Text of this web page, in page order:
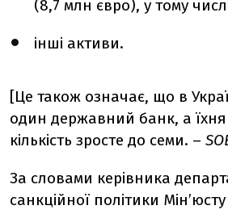
(8,7 млн євро), у тому
інші активи.
[Це також означає, що в
один державний банк, а їхня
кількість зросте до семи. –
За словами керівника
санкційної політики Мін’юсту